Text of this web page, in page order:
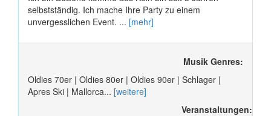
selbstständig. Ich mache Ihre Party zu einem
unvergesslichen Event. ... [mehr]
Musik Genres:
Oldies 70er | Oldies 80er | Oldies 90er | Schlager |
Apres Ski | Mallorca... [weitere]
Veranstaltungen: